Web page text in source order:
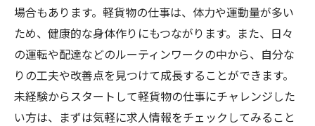
場合もあります。軽貨物の仕事は、体力や運動量が多い
ため、健康的な身体作りにもつながります。また、日々
の運転や配達などのルーティンワークの中から、自分な
りの工夫や改善点を見つけて成長することができます。
未経験からスタートして軽貨物の仕事にチャレンジした
い方は、まずは気軽に求人情報をチェックしてみること